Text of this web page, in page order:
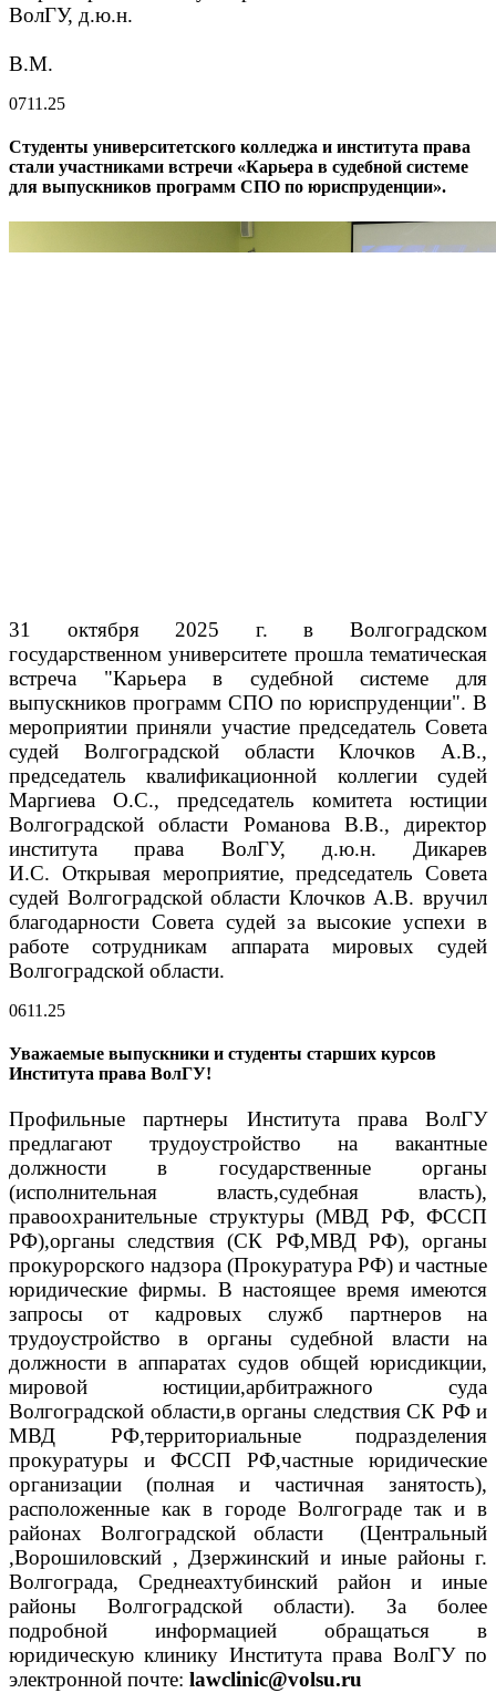
ВолГУ, д.ю.н.
В.М.
0711.25
Студенты университетского колледжа и института права
стали участниками встречи «Карьера в судебной системе
для выпускников программ СПО по юриспруденции».
31 октября 2025 г. в Волгоградском
государственном университете прошла тематическая
встреча "Карьера в судебной системе для
выпускников программ СПО по юриспруденции". В
мероприятии приняли участие председатель Совета
судей Волгоградской области Клочков А.В.,
председатель квалификационной коллегии судей
Маргиева О.С., председатель комитета юстиции
Волгоградской области Романова В.В., директор
института права ВолГУ, д.ю.н. Дикарев
И.С. Открывая мероприятие, председатель Совета
судей Волгоградской области Клочков А.В. вручил
благодарности Совета судей за высокие успехи в
работе сотрудникам аппарата мировых судей
Волгоградской области.
0611.25
Уважаемые выпускники и студенты старших курсов
Института права ВолГУ!
Профильные партнеры Института права ВолГУ
предлагают трудоустройство на вакантные
должности в государственные органы
(исполнительная власть,судебная власть),
правоохранительные структуры (МВД РФ, ФССП
РФ),органы следствия (СК РФ,МВД РФ), органы
прокурорского надзора (Прокуратура РФ) и частные
юридические фирмы. В настоящее время имеются
запросы от кадровых служб партнеров на
трудоустройство в органы судебной власти на
должности в аппаратах судов общей юрисдикции,
мировой юстиции,арбитражного суда
Волгоградской области,в органы следствия СК РФ и
МВД РФ,территориальные подразделения
прокуратуры и ФССП РФ,частные юридические
организации (полная и частичная занятость),
расположенные как в городе Волгограде так и в
районах Волгоградской области (Центральный
,Ворошиловский , Дзержинский и иные районы г.
Волгограда, Среднеахтубинский район и иные
районы Волгоградской области). За более
подробной информацией обращаться в
юридическую клинику Института права ВолГУ по
электронной почте: lawclinic@volsu.ru